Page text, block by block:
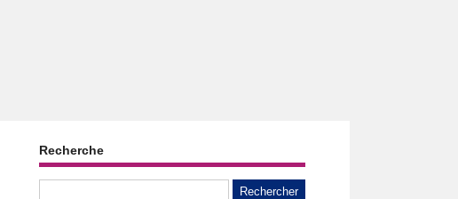
Recherche